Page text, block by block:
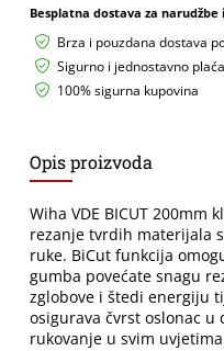
200mm
količina
Besplatna dostava za narudžbe
Brza i pouzdana dostava
Sigurno i jednostavno
100% sigurna kupovina
Opis proizvoda
Wiha VDE BICUT 200mm
rezanje tvrdih materijala
ruke. BiCut funkcija
gumba povećate snagu
zglobove i štedi energiju
osigurava čvrst oslonac
rukovanje u svim